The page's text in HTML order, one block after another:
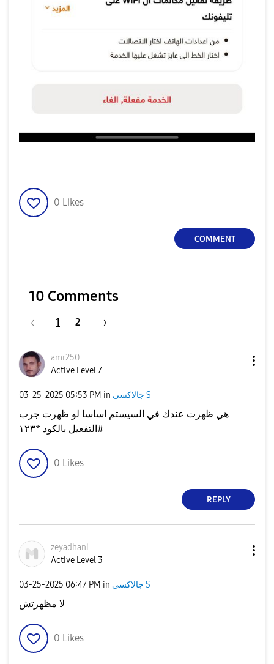
0 Likes
COMMENT
10 Comments
1 2
amr250
Active Level 7
‎03-25-2025 05:53 PM in جالاكسى S
هي ظهرت عندك في السيستم اساسا لو ظهرت جرب
التفعيل بالكود *١٢٣#
0 Likes
REPLY
zeyadhani
Active Level 3
‎03-25-2025 06:47 PM in جالاكسى S
لا مظهرتش
0 Likes